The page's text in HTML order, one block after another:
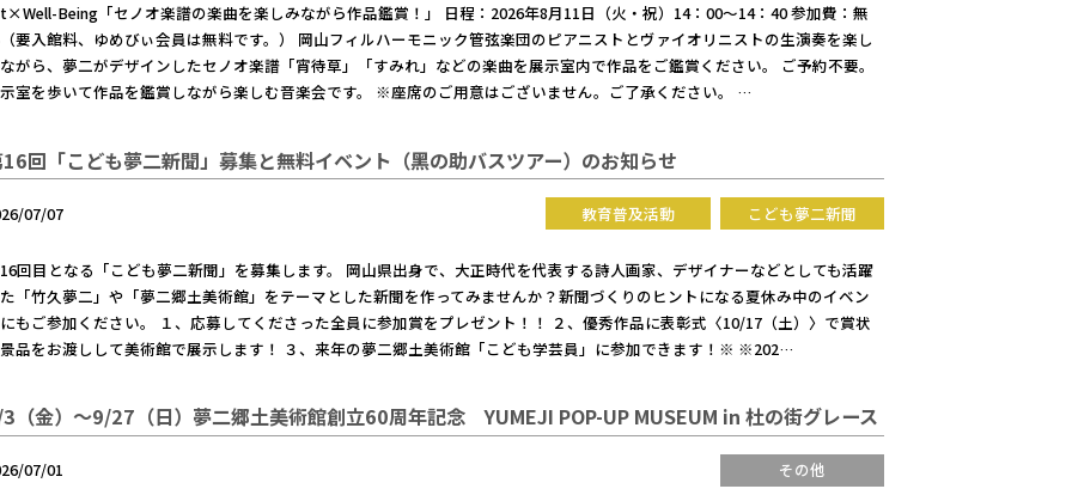
Being「セノオ楽譜の楽曲を楽しみながら作品鑑賞！」 日程：2026年8月11日（火・祝）14：00～14：40 参加費：無
要入館料、ゆめびぃ会員は無料です。） 岡山フィルハーモニック管弦楽団のピアニストとヴァイオリニストの生演奏を楽し
がら、夢二がデザインしたセノオ楽譜「宵待草」「すみれ」などの楽曲を展示室内で作品をご鑑賞ください。 ご予約不要。
室を歩いて作品を鑑賞しながら楽しむ音楽会です。 ※座席のご用意はございません。ご了承ください。 …
回「こども夢二新聞」募集と無料イベント（黑の助バスツアー）のお知らせ
07/07 こども夢二新聞
教育普及活動
回目となる「こども夢二新聞」を募集します。 岡山県出身で、大正時代を代表する詩人画家、デザイナーなどとしても活躍
「竹久夢二」や「夢二郷土美術館」をテーマとした新聞を作ってみませんか？新聞づくりのヒントになる夏休み中のイベン
もご参加ください。 １、応募してくださった全員に参加賞をプレゼント！！ ２、優秀作品に表彰式〈10/17（土）〉で賞状
品をお渡しして美術館で展示します！ ３、来年の夢二郷土美術館「こども学芸員」に参加できます！※ ※202…
（金）～9/27（日）夢二郷土美術館創立60周年記念 YUMEJI POP-UP MUSEUM in 杜の街グレース
07/01 その他